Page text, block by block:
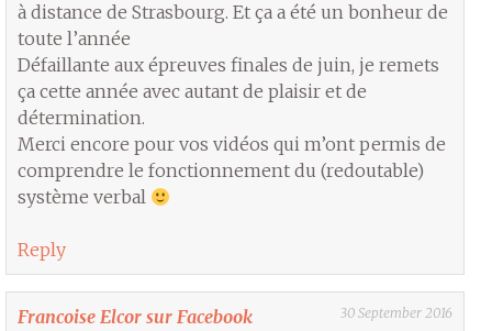
à distance de Strasbourg. Et ça a été un bonheur de
toute l’année
Défaillante aux épreuves finales de juin, je remets
ça cette année avec autant de plaisir et de
détermination.
Merci encore pour vos vidéos qui m’ont permis de
comprendre le fonctionnement du (redoutable)
système verbal
Reply
Francoise Elcor sur Facebook 30 September 2016